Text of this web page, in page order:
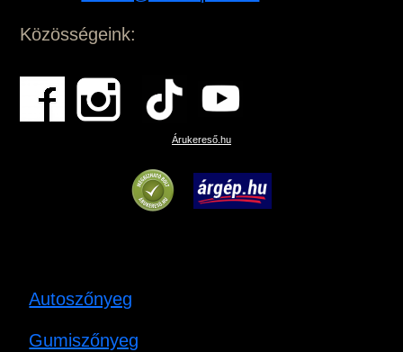
Közösségeink:
Árukereső.hu
Autoszőnyeg
Gumiszőnyeg